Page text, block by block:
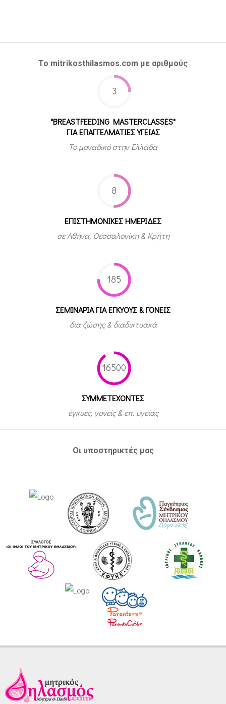
Το mitrikosthilasmos.com με αριθμούς
3
"BREASTFEEDING MASTERCLASSES"
ΓΙΑ ΕΠΑΓΓΕΛΜΑΤΙΕΣ ΥΓΕΙΑΣ
Το μοναδικό στην Ελλάδα
8
ΕΠΙΣΤΗΜΟΝΙΚΕΣ ΗΜΕΡΙΔΕΣ
σε Αθήνα, Θεσσαλονίκη & Κρήτη
185
ΣΕΜΙΝΑΡΙΑ ΓΙΑ ΕΓΚΥΟΥΣ & ΓΟΝΕΙΣ
δια ζώσης & διαδικτυακά
16500
ΣΥΜΜΕΤEΧΟΝΤΕΣ
έγκυες, γονείς & επ. υγείας
Οι υποστηρικτές μας